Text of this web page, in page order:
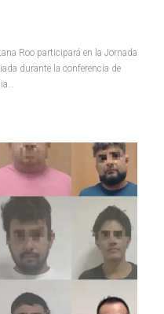
Roo participará en la Jornada
durante la conferencia de
…